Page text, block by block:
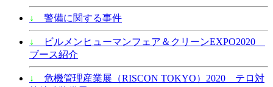
↓ 警備に関する事件
↓
ビルメンヒューマンフェア＆クリーンEXPO2020
ブース紹介
↓
危機管理産業展（RISCON TOKYO）2020 テロ対